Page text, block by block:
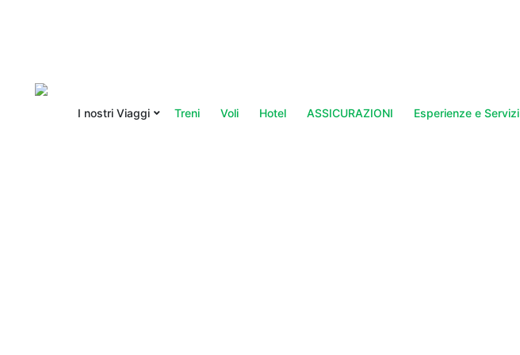
I nostri Viaggi Treni Voli Hotel ASSICURAZIONI Esperienze e Servizi